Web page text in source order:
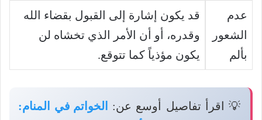
عدم
الشعور
بألم
قد يكون إشارة إلى القبول بقضاء الله
وقدره، أو أن الأمر الذي تخشاه لن
يكون مؤذياً كما تتوقع.
💡 اقرأ تفاصيل أوسع عن:
الخواتم في المنام: